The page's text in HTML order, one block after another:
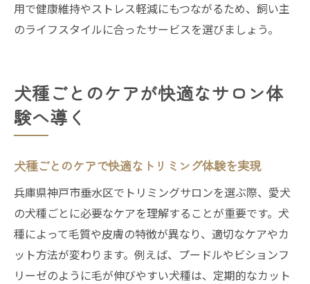
用で健康維持やストレス軽減にもつながるため、飼い主
のライフスタイルに合ったサービスを選びましょう。
犬種ごとのケアが快適なサロン体
験へ導く
犬種ごとのケアで快適なトリミング体験を実現
兵庫県神戸市垂水区でトリミングサロンを選ぶ際、愛犬
の犬種ごとに必要なケアを理解することが重要です。犬
種によって毛質や皮膚の特徴が異なり、適切なケアやカ
ット方法が変わります。例えば、プードルやビションフ
リーゼのように毛が伸びやすい犬種は、定期的なカット